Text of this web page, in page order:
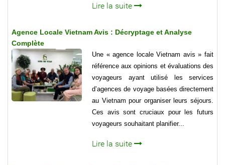
Lire la suite
Agence Locale Vietnam Avis : Décryptage et Analyse
Complète
Une « agence locale Vietnam avis » fait
référence aux opinions et évaluations des
voyageurs ayant utilisé les services
d’agences de voyage basées directement
au Vietnam pour organiser leurs séjours.
Ces avis sont cruciaux pour les futurs
voyageurs souhaitant planifier...
Lire la suite